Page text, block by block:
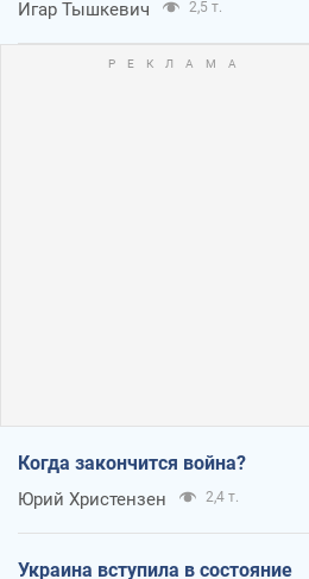
Игар Тышкевич 2,5 т.
Когда закончится война?
Юрий Христензен 2,4 т.
Украина вступила в состояние